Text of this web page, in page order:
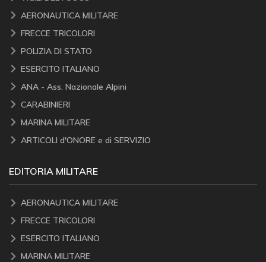
AERONAUTICA MILITARE
FRECCE TRICOLORI
POLIZIA DI STATO
ESERCITO ITALIANO
ANA - Ass. Nazionale Alpini
CARABINIERI
MARINA MILITARE
ARTICOLI d'ONORE e di SERVIZIO
EDITORIA MILITARE
AERONAUTICA MILITARE
FRECCE TRICOLORI
ESERCITO ITALIANO
MARINA MILITARE